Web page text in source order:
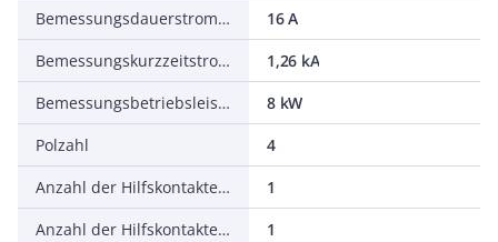
Bemessungsdauerstrom bei AC-21, 400 V
16 A
Bemessungskurzzeitstromfestigkeit Icw
1,26 kA
Bemessungsbetriebsleistung bei AC-23, 400 V
8 kW
Polzahl
4
Anzahl der Hilfskontakte als Öffner
1
Anzahl der Hilfskontakte als Schließer
1